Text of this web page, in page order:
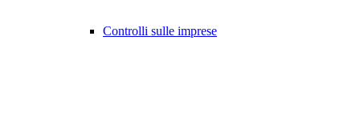
Controlli sulle imprese